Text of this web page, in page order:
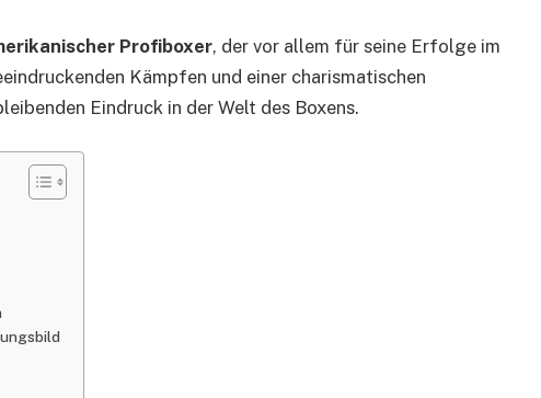
Profiboxer, der vor allem für seine Erfolge im
Kämpfen und einer charismatischen
Eindruck in der Welt des Boxens.